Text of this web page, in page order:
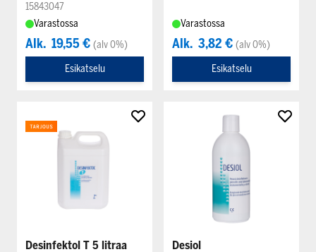
15843047
Varastossa
Alk. 19,55 € (alv 0%)
Esikatselu
Varastossa
Alk. 3,82 € (alv 0%)
Esikatselu
Desinfektol T 5 litraa Desiol